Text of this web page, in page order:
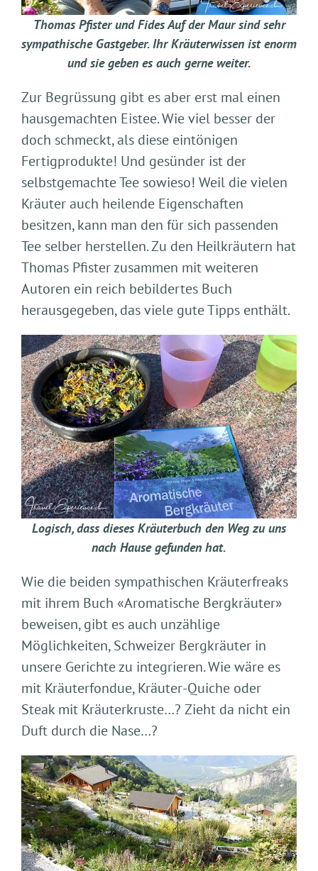
Thomas Pfister und Fides Auf der Maur sind sehr
sympathische Gastgeber. Ihr Kräuterwissen ist enorm
und sie geben es auch gerne weiter.
Zur Begrüssung gibt es aber erst mal einen
hausgemachten Eistee. Wie viel besser der
doch schmeckt, als diese eintönigen
Fertigprodukte! Und gesünder ist der
selbstgemachte Tee sowieso! Weil die vielen
Kräuter auch heilende Eigenschaften
besitzen, kann man den für sich passenden
Tee selber herstellen. Zu den Heilkräutern hat
Thomas Pfister zusammen mit weiteren
Autoren ein reich bebildertes Buch
herausgegeben, das viele gute Tipps enthält.
Logisch, dass dieses Kräuterbuch den Weg zu uns
nach Hause gefunden hat.
Wie die beiden sympathischen Kräuterfreaks
mit ihrem Buch «Aromatische Bergkräuter»
beweisen, gibt es auch unzählige
Möglichkeiten, Schweizer Bergkräuter in
unsere Gerichte zu integrieren. Wie wäre es
mit Kräuterfondue, Kräuter-Quiche oder
Steak mit Kräuterkruste…? Zieht da nicht ein
Duft durch die Nase…?